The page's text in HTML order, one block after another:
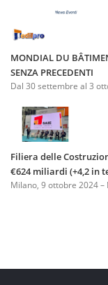
MONDIAL DU
SENZA PRECEDENTI
Dal 30 settembre al 3
Filiera delle
€624 miliardi (+4,2 in
Milano, 9 ottobre 2024